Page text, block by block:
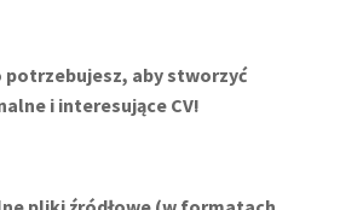
aby stworzyć
i interesujące CV!